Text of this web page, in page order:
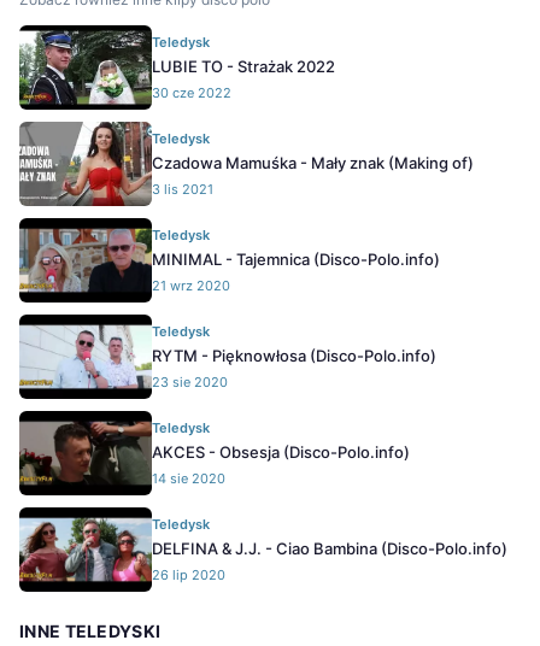
Teledysk
LUBIE TO - Strażak 2022
30 cze 2022
Teledysk
Czadowa Mamuśka - Mały znak (Making of)
3 lis 2021
Teledysk
MINIMAL - Tajemnica (Disco-Polo.info)
21 wrz 2020
Teledysk
RYTM - Pięknowłosa (Disco-Polo.info)
23 sie 2020
Teledysk
AKCES - Obsesja (Disco-Polo.info)
14 sie 2020
Teledysk
DELFINA & J.J. - Ciao Bambina (Disco-Polo.info)
26 lip 2020
INNE TELEDYSKI